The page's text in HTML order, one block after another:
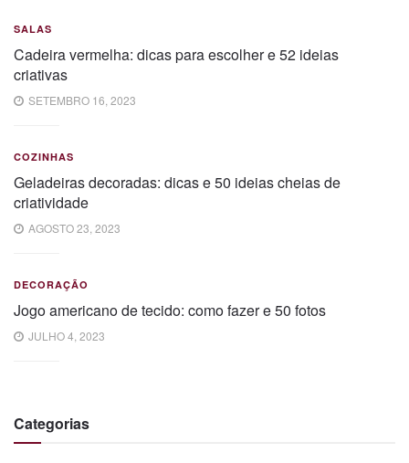
SALAS
Cadeira vermelha: dicas para escolher e 52 ideias
criativas
SETEMBRO 16, 2023
COZINHAS
Geladeiras decoradas: dicas e 50 ideias cheias de
criatividade
AGOSTO 23, 2023
DECORAÇÃO
Jogo americano de tecido: como fazer e 50 fotos
JULHO 4, 2023
Categorias